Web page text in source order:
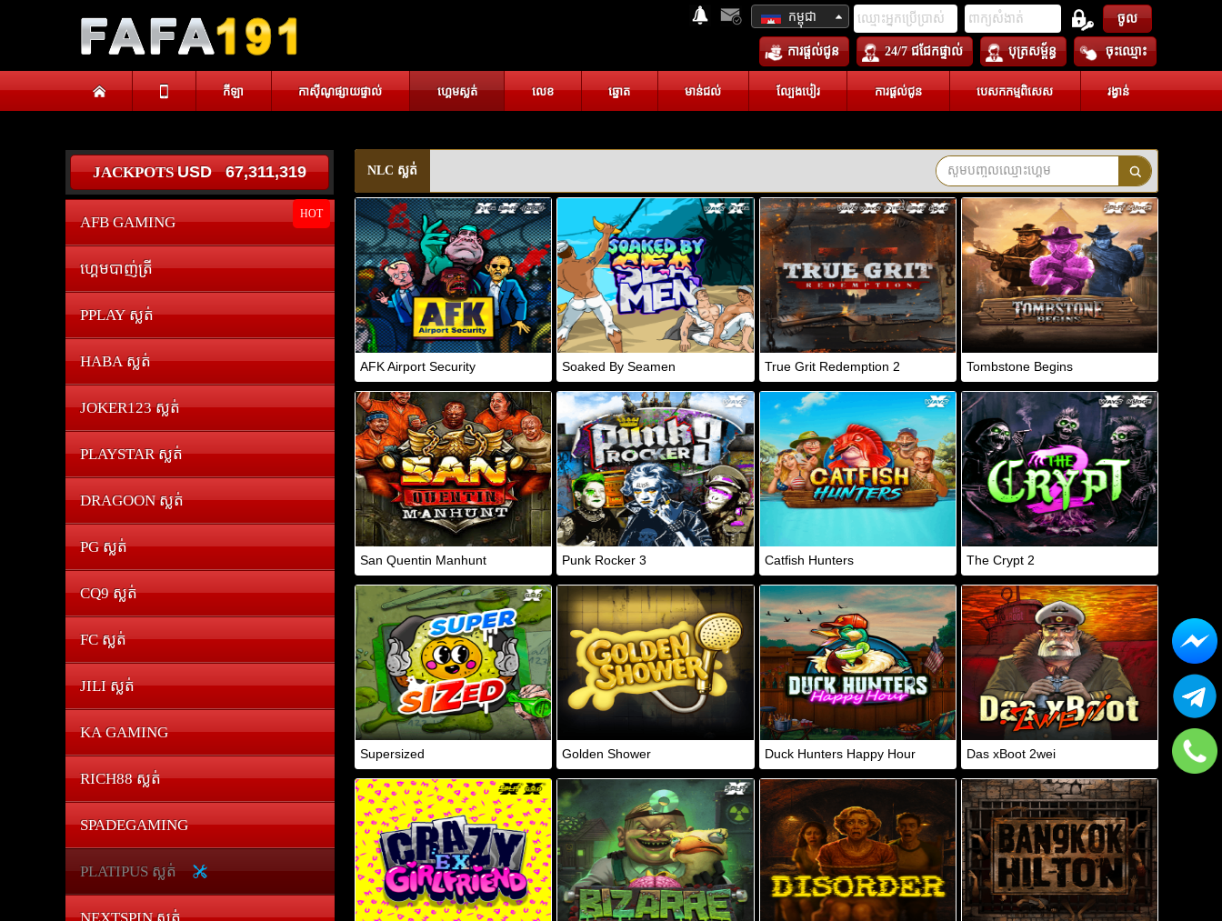
កម្ពុជា ចូល
ការផ្តល់ជូន 24/7 ជជែកផ្ទាល់ បុត្រសម្ព័ន្ធ ចុះឈ្មោះ
កីឡា កាស៊ីណូផ្សាយផ្ទាល់ ហ្គេមស្លត់ លេខ ឆ្នោត មាន់ជល់ ល្បែងបៀរ ការផ្តល់ជូន បេសកកម្មពិសេស រង្វាន់
JACKPOTS USD67,311,333
HOT
AFB GAMING
ហ្គេមបាញ់ត្រី
PPLAY ស្លត់
HABA ស្លត់
JOKER123 ស្លត់
PLAYSTAR ស្លត់
DRAGOON ស្លត់
PG ស្លត់
CQ9 ស្លត់
FC ស្លត់
JILI ស្លត់
KA GAMING
RICH88 ស្លត់
SPADEGAMING
PLATIPUS ស្លត់
NLC ស្លត់
AFK Airport Security Soaked By Seamen True Grit Redemption 2 Tombstone Begins
San Quentin Manhunt Punk Rocker 3 Catfish Hunters The Crypt 2
Supersized Golden Shower Duck Hunters Happy Hour Das xBoot 2wei